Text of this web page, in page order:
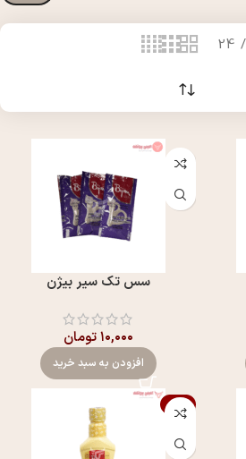
24
سس تک سیر بيژن
۱۰,۰۰۰تومان
افزودن به سبد خرید
-5%